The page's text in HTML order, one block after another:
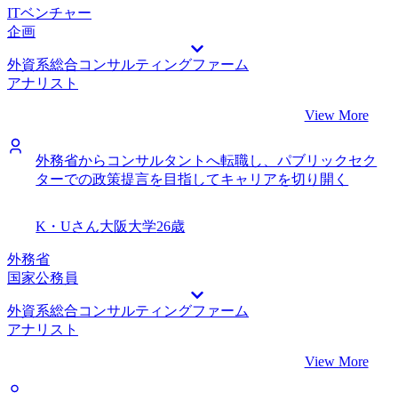
ITベンチャー
企画
外資系総合コンサルティングファーム
アナリスト
View More
外務省からコンサルタントへ転職し、パブリックセク
ターでの政策提言を目指してキャリアを切り開く
K・Uさん大阪大学26歳
外務省
国家公務員
外資系総合コンサルティングファーム
アナリスト
View More